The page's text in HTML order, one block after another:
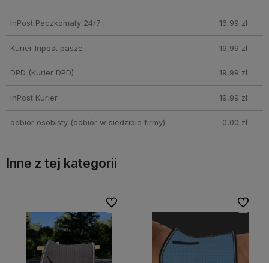
InPost Paczkomaty 24/7 16,99 zł
Kurier Inpost pasze 19,99 zł
DPD (Kurier DPD) 19,99 zł
InPost Kurier 19,99 zł
odbiór osobisty(odbiór w siedzibie firmy) 0,00 zł
Inne z tej kategorii
Do ulubionych
Do ulubionych Do
Do